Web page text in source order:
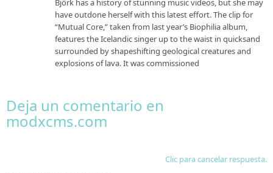
Björk has a history of stunning music videos, but she may
have outdone herself with this latest effort. The clip for
“Mutual Core,” taken from last year’s Biophilia album,
features the Icelandic singer up to the waist in quicksand
surrounded by shapeshifting geological creatures and
explosions of lava. It was commissioned
Deja un comentario en
modxcms.com
Clic para cancelar respuesta.